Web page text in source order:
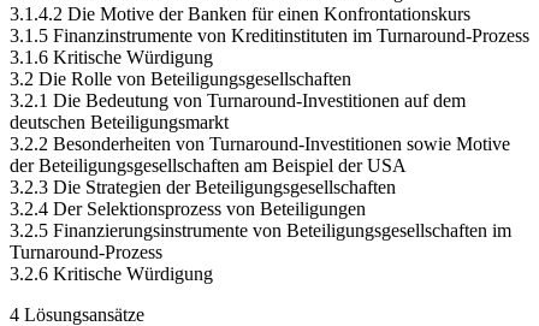
3.1.4.2 Die Motive der Banken für einen Konfrontationskurs
3.1.5 Finanzinstrumente von Kreditinstituten im Turnaround-Prozess
3.1.6 Kritische Würdigung
3.2 Die Rolle von Beteiligungsgesellschaften
3.2.1 Die Bedeutung von Turnaround-Investitionen auf dem
deutschen Beteiligungsmarkt
3.2.2 Besonderheiten von Turnaround-Investitionen sowie Motive
der Beteiligungsgesellschaften am Beispiel der USA
3.2.3 Die Strategien der Beteiligungsgesellschaften
3.2.4 Der Selektionsprozess von Beteiligungen
3.2.5 Finanzierungsinstrumente von Beteiligungsgesellschaften im
Turnaround-Prozess
3.2.6 Kritische Würdigung
4 Lösungsansätze